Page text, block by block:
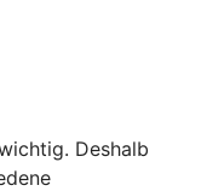
Deshalb